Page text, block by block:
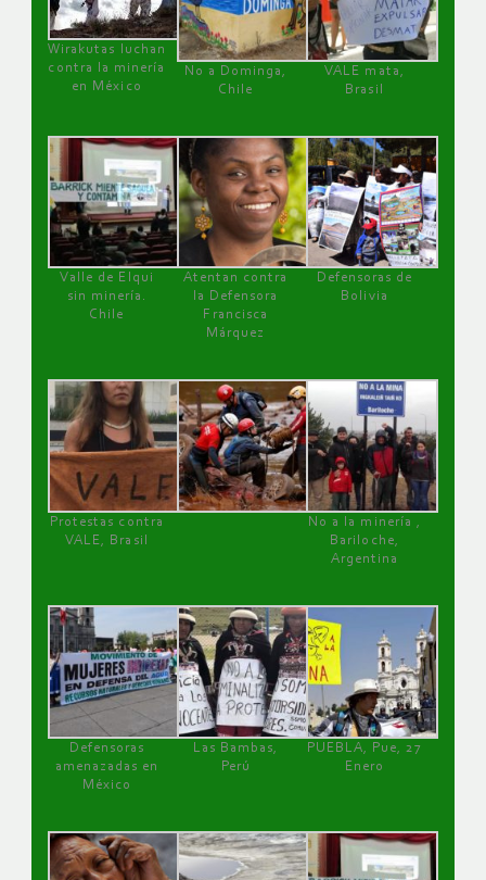
Wirakutas luchan
contra la minería
en México
No a Dominga,
Chile
VALE mata,
Brasil
Valle de Elqui
sin minería.
Chile
Atentan contra
la Defensora
Francisca
Márquez
Defensoras de
Bolivia
Protestas contra
VALE, Brasil
No a la minería ,
Bariloche,
Argentina
Defensoras
amenazadas en
México
Las Bambas,
Perú
PUEBLA, Pue, 27
Enero